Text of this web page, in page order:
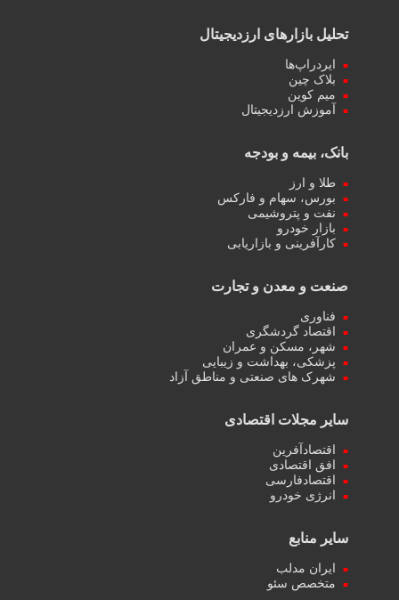
تحلیل بازارهای ارزدیجیتال
ایردراپ‌ها
بلاک چین
میم کوین‌
آموزش ارزدیجیتال
بانک، بیمه و بودجه
طلا و ارز
بورس، سهام و فارکس
نفت و پتروشیمی
بازار خودرو
کارآفرینی و بازاریابی
صنعت و معدن و تجارت
فناوری
اقتصاد گردشگری
شهر، مسکن و عمران
پزشکی، بهداشت و زیبایی
شهرک های صنعتی و مناطق آزاد
سایر مجلات اقتصادی
اقتصادآفرین
افق اقتصادی
اقتصادفارسی
انرژی خودرو
سایر منابع
ایران مدلب
متخصص سئو